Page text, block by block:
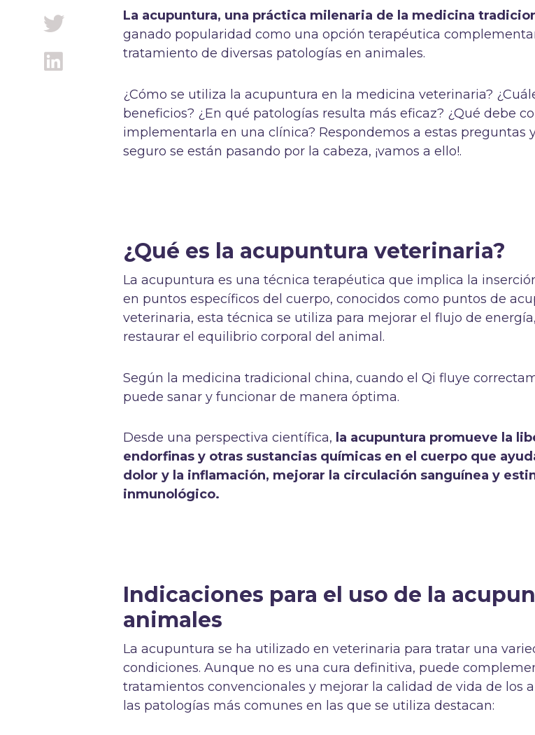
La acupuntura, una práctica milenaria de la medicina
ganado popularidad como una opción terapéutica
tratamiento de diversas patologías en animales.
¿Cómo se utiliza la acupuntura en la medicina veterinaria?
beneficios? ¿En qué patologías resulta más eficaz? ¿Qué debe
implementarla en una clínica? Respondemos a estas preguntas
seguro se están pasando por la cabeza, ¡vamos a ello!.
¿Qué es la acupuntura veterinaria?
La acupuntura es una técnica terapéutica que implica la
en puntos específicos del cuerpo, conocidos como puntos de
veterinaria, esta técnica se utiliza para mejorar el flujo de energía,
restaurar el equilibrio corporal del animal.
Según la medicina tradicional china, cuando el Qi fluye
puede sanar y funcionar de manera óptima.
Desde una perspectiva científica, la acupuntura promueve la
endorfinas y otras sustancias químicas en el cuerpo que
dolor y la inflamación, mejorar la circulación sanguínea y
inmunológico.
Indicaciones para el uso de la
animales
La acupuntura se ha utilizado en veterinaria para tratar una
condiciones. Aunque no es una cura definitiva, puede
tratamientos convencionales y mejorar la calidad de vida de los
las patologías más comunes en las que se utiliza destacan: